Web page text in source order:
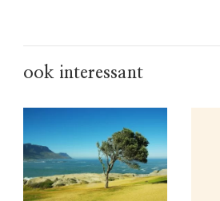
ook interessant